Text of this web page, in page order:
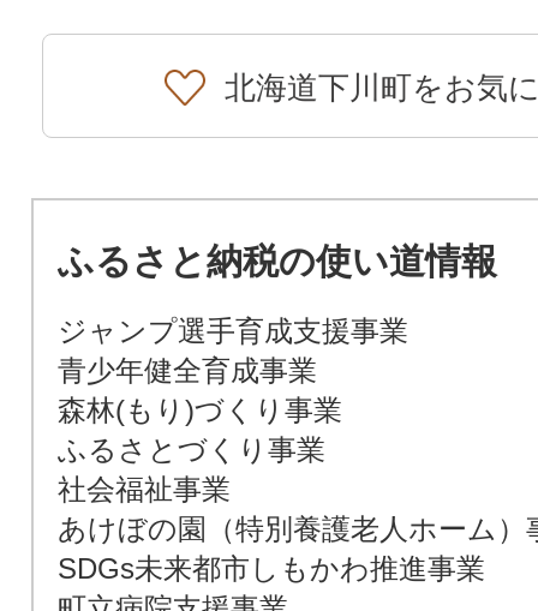
北海道下川町をお気
ふるさと納税の使い道情報
ジャンプ選手育成支援事業
青少年健全育成事業
森林(もり)づくり事業
ふるさとづくり事業
社会福祉事業
あけぼの園（特別養護老人ホーム）
SDGs未来都市しもかわ推進事業